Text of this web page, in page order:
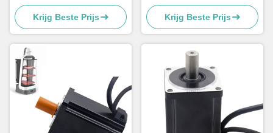
Servomotor 3000 T/min
sorteren
Krijg Beste Prijs
1000w voor Peristaltische
Pomp
Krijg Beste Prijs